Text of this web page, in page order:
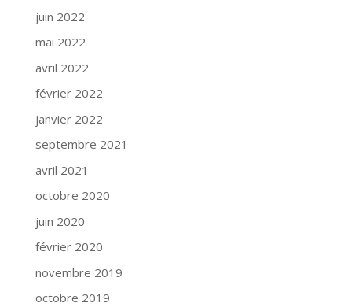
juin 2022
mai 2022
avril 2022
février 2022
janvier 2022
septembre 2021
avril 2021
octobre 2020
juin 2020
février 2020
novembre 2019
octobre 2019